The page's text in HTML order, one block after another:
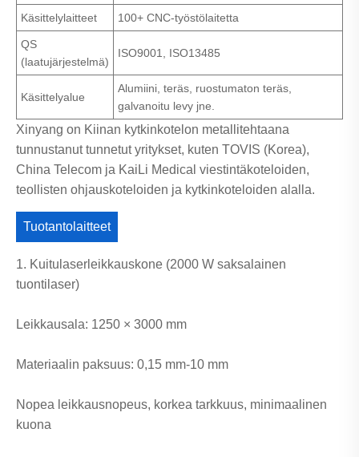
Käsittelylaitteet 100+ CNC-työstölaitetta
QS
(laatujärjestelmä)
ISO9001, ISO13485
Käsittelyalue
Alumiini, teräs, ruostumaton teräs,
galvanoitu levy jne.
Xinyang on Kiinan kytkinkotelon metallitehtaana
tunnustanut tunnetut yritykset, kuten TOVIS (Korea),
China Telecom ja KaiLi Medical viestintäkoteloiden,
teollisten ohjauskoteloiden ja kytkinkoteloiden alalla.
Tuotantolaitteet
1. Kuitulaserleikkauskone (2000 W saksalainen
tuontilaser)
Leikkausala: 1250 × 3000 mm
Materiaalin paksuus: 0,15 mm-10 mm
Nopea leikkausnopeus, korkea tarkkuus, minimaalinen
kuona